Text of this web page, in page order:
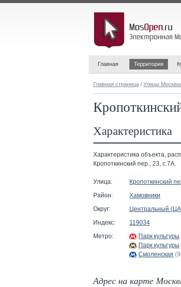
Главная Территория
Главная страница / Улицы Москвы
Характеристика
Характеристика объекта,
Кропоткинский пер., 23, с.7А.
Улица:
Кропоткинский
Район:
Хамовники
Округ:
Центральный
Индекс:
119034
Метро:
Парк культуры
Парк культуры
Смоленская
Адрес на карте